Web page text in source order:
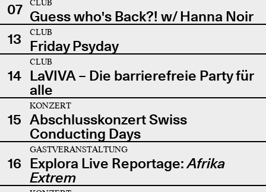
07
CLUB
Guess who's Back?! w/ Hanna Noir
13
CLUB
Friday Psyday
14
CLUB
LaVIVA – Die barrierefreie Party für
alle
15
KONZERT
Abschlusskonzert Swiss
Conducting Days
16
GASTVERANSTALTUNG
Explora Live Reportage:Afrika
Extrem